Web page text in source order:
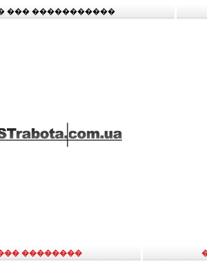
��� �����������
��������